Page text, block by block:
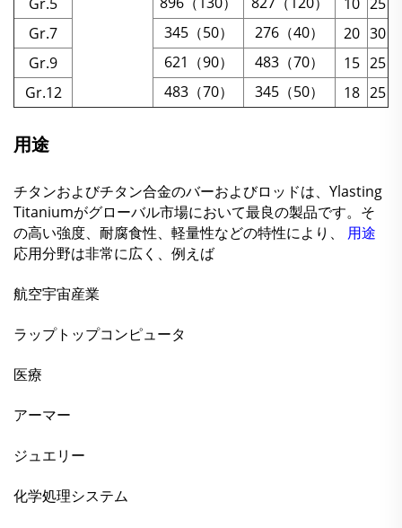
Gr.7
345（50） 276（40） 20 30
Gr.9
621（90） 483（70） 15 25
Gr.12
483（70） 345（50） 18 25
用途
チタンおよびチタン合金のバーおよびロッドは、Ylasting
Titaniumがグローバル市場において最良の製品です。そ
の高い強度、耐腐食性、軽量性などの特性により、 用途
応用分野は非常に広く、例えば
航空宇宙産業
ラップトップコンピュータ
医療
アーマー
ジュエリー
化学処理システム